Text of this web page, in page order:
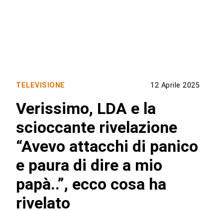
TELEVISIONE 12 Aprile 2025
Verissimo, LDA e la
scioccante rivelazione
“Avevo attacchi di panico
e paura di dire a mio
papà..”, ecco cosa ha
rivelato